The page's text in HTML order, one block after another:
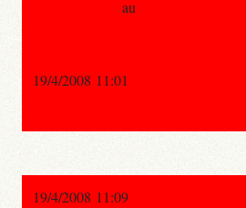
au
19/4/2008 11:01
19/4/2008 11:09